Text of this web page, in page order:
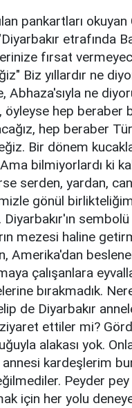
pankartları
etrafında
fırsat
Biz yıllardır ne
Abhaza'sıyla ne
öyleyse hep beraber
hep beraber
Bir dönem
bilmiyorlardı ki
serden, yardan,
gönül
Diyarbakır'ın
mezesi haline
Amerika'dan
çalışanlara
bırakmadık.
de Diyarbakır
ettiler mi?
alakası yok.
annesi kardeşlerim
Peyder
için her yolu